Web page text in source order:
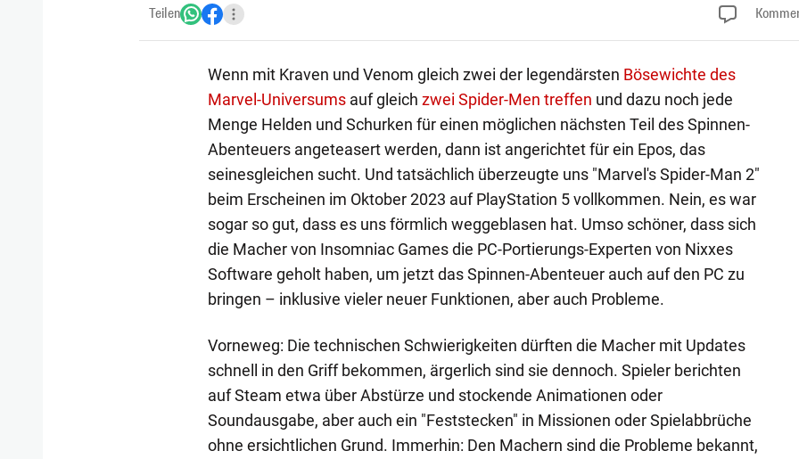
Teilen
Wenn mit Kraven und Venom gleich zwei der legendärsten Bösewichte des
Marvel-Universumsauf gleich zwei Spider-Men treffen und dazu noch jede
Menge Helden und Schurken für einen möglichen nächsten Teil des Spinnen-
Abenteuers angeteasert werden, dann ist angerichtet für ein Epos, das
seinesgleichen sucht. Und tatsächlich überzeugte uns "Marvel's Spider-Man 2"
beim Erscheinen im Oktober 2023 auf PlayStation 5 vollkommen. Nein, es war
sogar so gut, dass es uns förmlich weggeblasen hat. Umso schöner, dass sich
die Macher von Insomniac Games die PC-Portierungs-Experten von Nixxes
Software geholt haben, um jetzt das Spinnen-Abenteuer auch auf den PC zu
bringen – inklusive vieler neuer Funktionen, aber auch Probleme.
Vorneweg: Die technischen Schwierigkeiten dürften die Macher mit Updates
schnell in den Griff bekommen, ärgerlich sind sie dennoch. Spieler berichten
auf Steam etwa über Abstürze und stockende Animationen oder
Soundausgabe, aber auch ein "Feststecken" in Missionen oder Spielabbrüche
ohne ersichtlichen Grund. Immerhin: Den Machern sind die Probleme bekannt,